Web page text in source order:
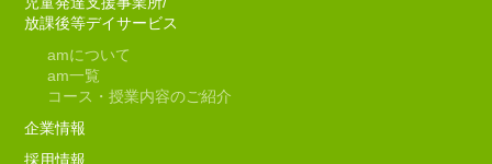
放課後等デイサービス
amについて
am一覧
コース・授業内容のご紹介
企業情報
採用情報